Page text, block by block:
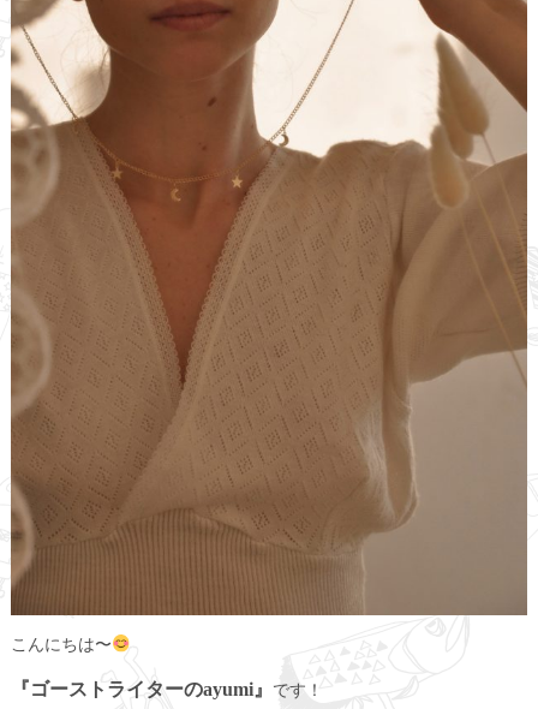
こんにちは〜
『ゴーストライターのayumi』 です！